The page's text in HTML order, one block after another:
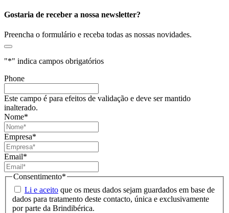
Gostaria de receber a nossa newsletter?
Preencha o formulário e receba todas as nossas novidades.
"*" indica campos obrigatórios
Phone
Este campo é para efeitos de validação e deve ser mantido
inalterado.
Nome*
Empresa*
Email*
Consentimento*
Li e aceito que os meus dados sejam guardados em base de
dados para tratamento deste contacto, única e exclusivamente
por parte da Brindibérica.